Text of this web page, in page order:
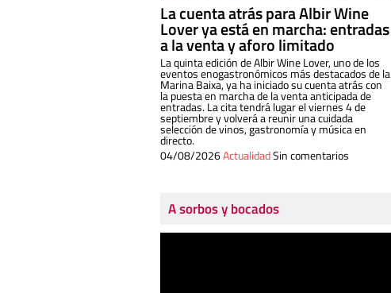
La cuenta atrás para Albir Wine
Lover ya está en marcha: entradas
a la venta y aforo limitado
La quinta edición de Albir Wine Lover, uno de los
eventos enogastronómicos más destacados de la
Marina Baixa, ya ha iniciado su cuenta atrás con
la puesta en marcha de la venta anticipada de
entradas. La cita tendrá lugar el viernes 4 de
septiembre y volverá a reunir una cuidada
selección de vinos, gastronomía y música en
directo.
04/08/2026ActualidadSin comentarios
A sorbos y bocados